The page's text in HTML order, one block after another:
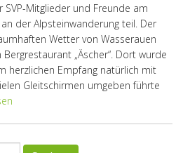
Mitglieder und Freunde am
der Alpsteinwanderung teil. Der
Wetter von Wasserauen
„Äscher“. Dort wurde
herzlichen Empfang natürlich mit
Gleitschirmen umgeben führte